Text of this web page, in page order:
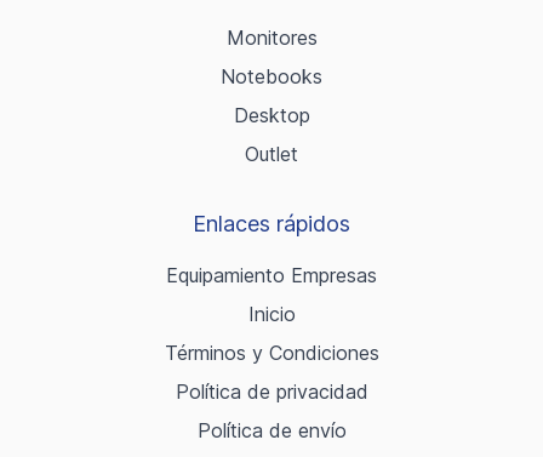
Monitores
Notebooks
Desktop
Outlet
Enlaces rápidos
Equipamiento Empresas
Inicio
Términos y Condiciones
Política de privacidad
Política de envío